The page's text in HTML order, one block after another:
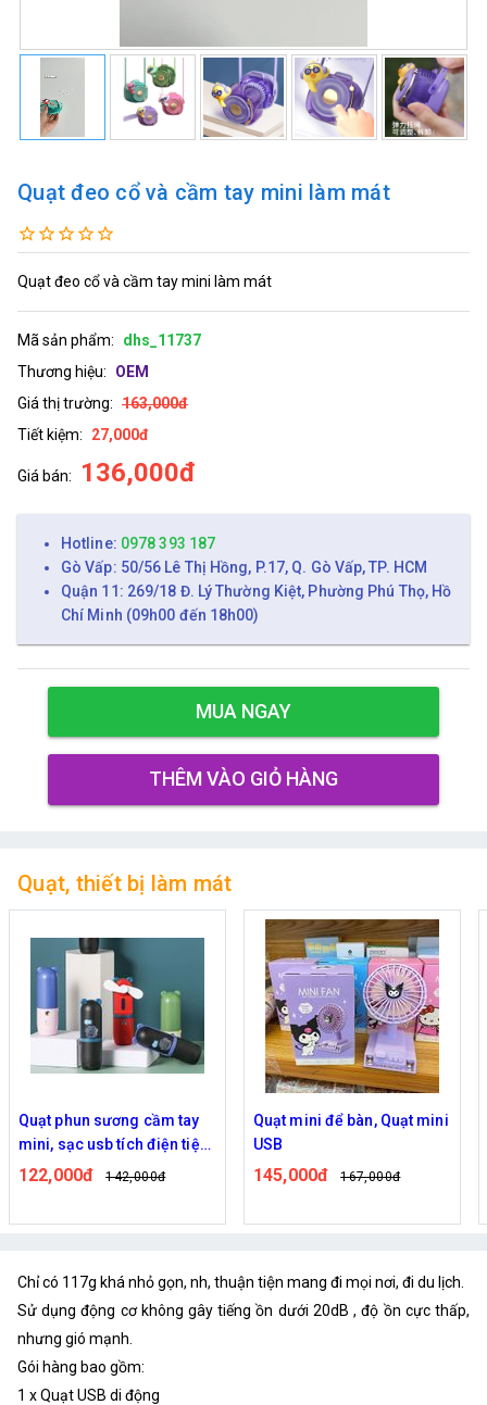
Quạt đeo cổ và cầm tay mini làm mát
Quạt đeo cổ và cầm tay mini làm mát
Mã sản phẩm:
dhs_11737
Thương hiệu:
OEM
Giá thị trường: 163,000đ
Tiết kiệm:
27,000đ
Giá bán: 136,000đ
Hotline: 0978 393 187
Gò Vấp: 50/56 Lê Thị Hồng, P.17, Q. Gò Vấp, TP. HCM
Quận 11: 269/18 Đ. Lý Thường Kiệt, Phường Phú Thọ, Hồ
Chí Minh (09h00 đến 18h00)
MUA NGAY
THÊM VÀO GIỎ HÀNG
Quạt, thiết bị làm mát
Quạt mini để bàn, Quạt mini
USB
145,000đ 167,000đ
Quạt hơi nước cầm tay
130,000đ 161,000đ
Chỉ có 117g khá nhỏ gọn, nh, thuận tiện mang đi mọi nơi, đi du lịch.
Sử dụng động cơ không gây tiếng ồn dưới 20dB , độ ồn cực thấp,
nhưng gió mạnh.
Gói hàng bao gồm:
1 x Quạt USB di động